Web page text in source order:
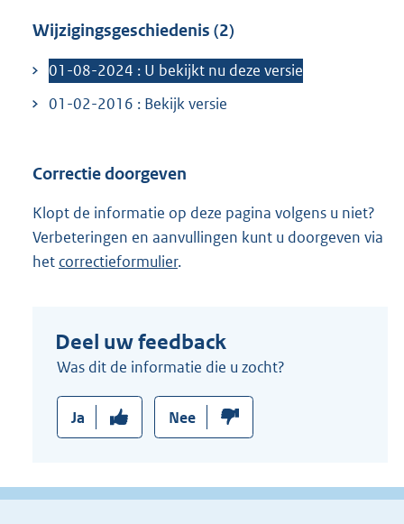
i
n
Wijzigingsgeschiedenis (2)
01-08-2024 : U bekijkt nu deze versie
01-02-2016 : Bekijk versie
Correctie doorgeven
Klopt de informatie op deze pagina volgens u niet?
Verbeteringen en aanvullingen kunt u doorgeven via
het correctieformulier.
Deel uw feedback
Was dit de informatie die u zocht?
Ja Nee